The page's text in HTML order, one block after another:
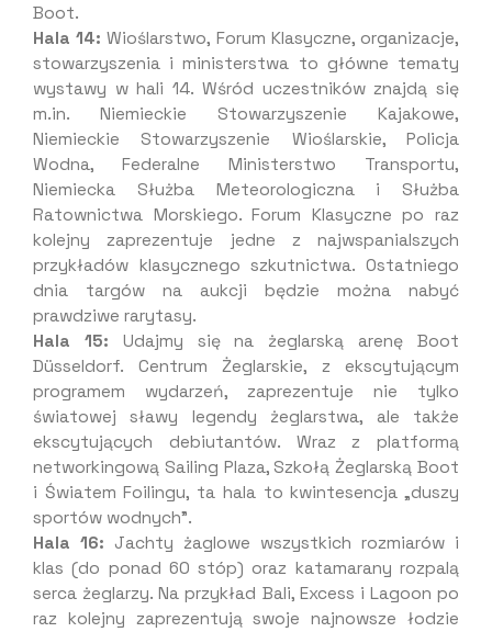
Boot.
Hala 14: Wioślarstwo, Forum Klasyczne, organizacje,
stowarzyszenia i ministerstwa to główne tematy
wystawy w hali 14. Wśród uczestników znajdą się
m.in. Niemieckie Stowarzyszenie Kajakowe,
Niemieckie Stowarzyszenie Wioślarskie, Policja
Wodna, Federalne Ministerstwo Transportu,
Niemiecka Służba Meteorologiczna i Służba
Ratownictwa Morskiego. Forum Klasyczne po raz
kolejny zaprezentuje jedne z najwspanialszych
przykładów klasycznego szkutnictwa. Ostatniego
dnia targów na aukcji będzie można nabyć
prawdziwe rarytasy.
Hala 15: Udajmy się na żeglarską arenę Boot
Düsseldorf. Centrum Żeglarskie, z ekscytującym
programem wydarzeń, zaprezentuje nie tylko
światowej sławy legendy żeglarstwa, ale także
ekscytujących debiutantów. Wraz z platformą
networkingową Sailing Plaza, Szkołą Żeglarską Boot
i Światem Foilingu, ta hala to kwintesencja „duszy
sportów wodnych”.
Hala 16: Jachty żaglowe wszystkich rozmiarów i
klas (do ponad 60 stóp) oraz katamarany rozpalą
serca żeglarzy. Na przykład Bali, Excess i Lagoon po
raz kolejny zaprezentują swoje najnowsze łodzie